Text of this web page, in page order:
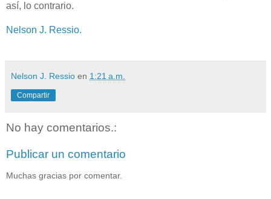
así, lo contrario.
Nelson J. Ressio.
Nelson J. Ressio en 1:21 a.m.
Compartir
No hay comentarios.:
Publicar un comentario
Muchas gracias por comentar.